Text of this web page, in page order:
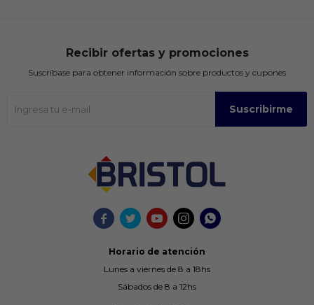
    
Horario de atención
Lunes a viernes de 8 a 18hs
Sábados de 8 a 12hs
Recibir ofertas y promociones
Suscríbase para obtener información sobre productos y cupones
Suscribirme